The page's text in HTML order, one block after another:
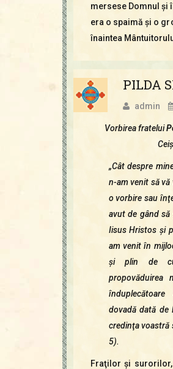
mersese Domnul şi
era o spaimă şi o
înaintea
PILDA
admin
Vorbirea fratelui
„Cât despre
n-am venit să
o vorbire sau
avut de gând
Iisus Hristos şi
am venit în
şi plin de
dovadă dată de
credinţa voastră
5).
Fraţilor şi